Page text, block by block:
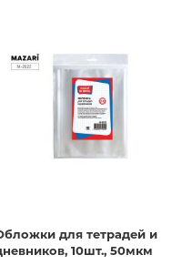
для тетрадей и
10шт., 50мкм